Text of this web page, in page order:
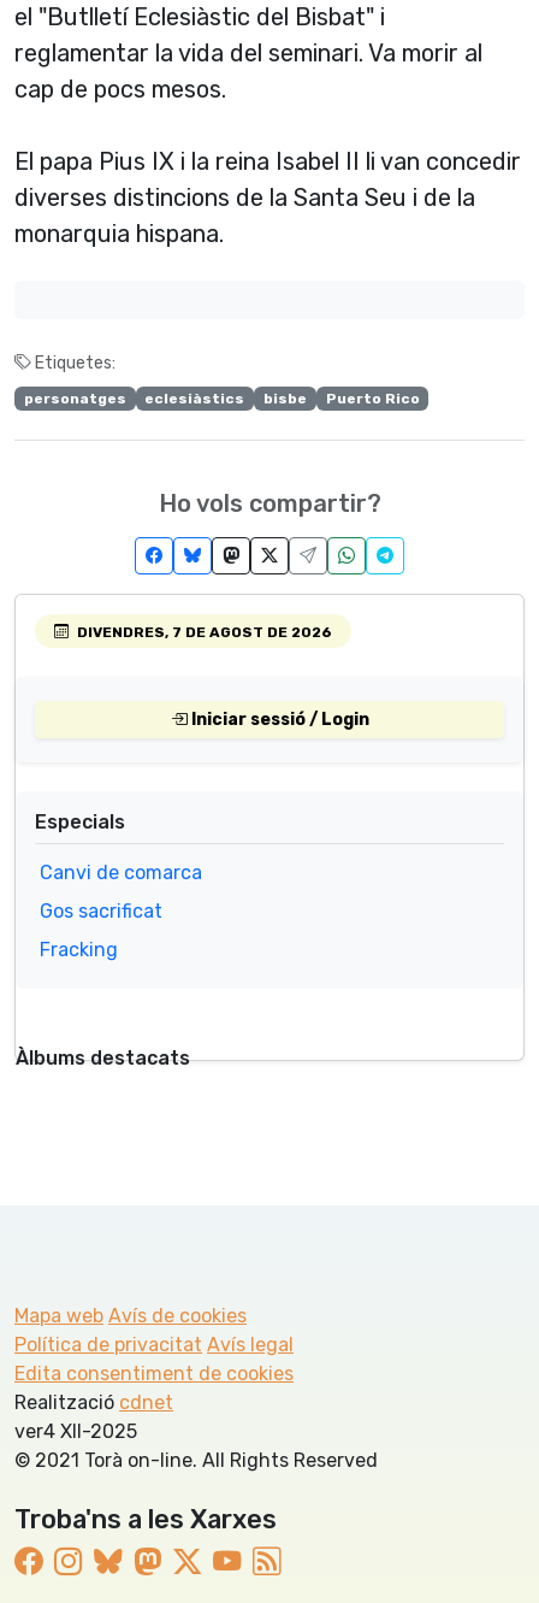
el "Butlletí­ Eclesiàstic del Bisbat" i
reglamentar la vida del seminari. Va morir al
cap de pocs mesos.
El papa Pius IX i la reina Isabel II li van concedir
diverses distincions de la Santa Seu i de la
monarquia hispana.
Etiquetes:
personatges eclesiàstics bisbe Puerto Rico
Ho vols compartir?
DIVENDRES, 7 DE AGOST DE 2026
Iniciar sessió / Login
Especials
Canvi de comarca
Gos sacrificat
Fracking
Àlbums destacats
Mapa web Avís de cookies
Política de privacitat Avís legal
Edita consentiment de cookies
Realització cdnet
ver4 XII-2025
© 2021 Torà on-line. All Rights Reserved
Troba'ns a les Xarxes